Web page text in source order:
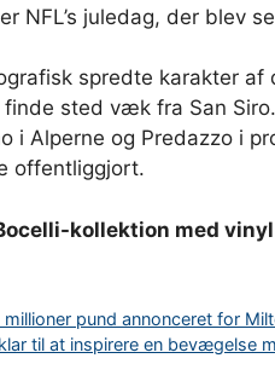
NFL’s juledag, der blev
spredte karakter af
finde sted væk fra San
i Alperne og Predazzo i
offentliggjort.
kollektion med
pund annonceret for
til at inspirere en bevægelse